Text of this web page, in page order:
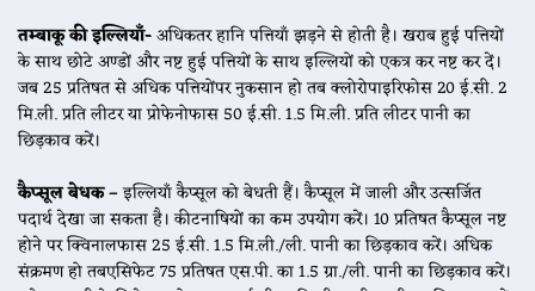
तम्बाकू की इल्लियाँ-अधिकतर हानि पत्तियाँ झड़ने से होती है। खराब हुई पत्तियों
के साथ छोटे अण्डों और नष्ट हुई पत्तियों के साथ इल्लियों को एकत्र कर नष्ट कर दें।
जब 25 प्रतिषत से अधिक पत्तियोंपर नुकसान हो तब क्लोरोपाइरिफोस 20 ई.सी. 2
मि.ली. प्रति लीटर या प्रोफेनोफास 50 ई.सी. 1.5 मि.ली. प्रति लीटर पानी का
छिड़काव करें।
कैप्सूल बेधक –इल्लियाँ कैप्सूल को बेधती हैं। कैप्सूल में जाली और उत्सर्जित
पदार्थ देखा जा सकता है। कीटनाषियों का कम उपयोग करें। 10 प्रतिषत कैप्सूल नष्ट
होने पर क्विनालफास 25 ई.सी. 1.5 मि.ली./ली. पानी का छिड़काव करें। अधिक
संक्रमण हो तबएसिफेट 75 प्रतिषत एस.पी. का 1.5 ग्रा./ली. पानी का छिड़काव करें।